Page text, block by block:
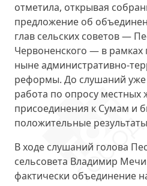
отметила, открывая
предложение об
глав сельских советов —
Червоненского — в
ныне административно-
реформы. До слушаний
работа по опросу местных
присоединения к Сумам и
положительные
В ходе слушаний голова
сельсовета Владимир
фактически объединение